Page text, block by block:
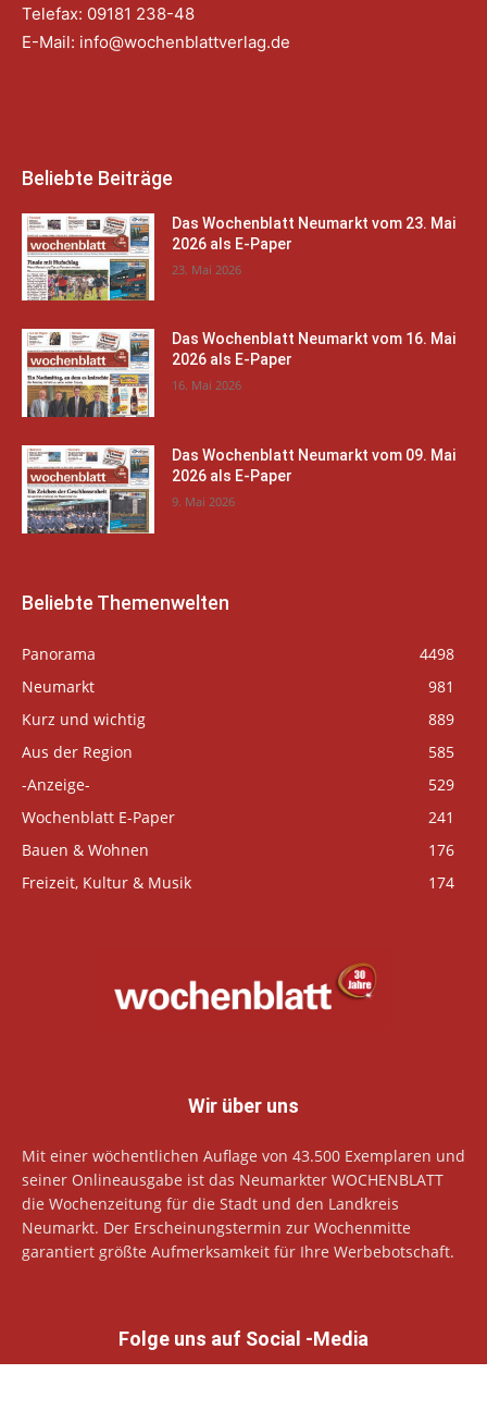
Telefax: 09181 238-48
E-Mail: info@wochenblattverlag.de
Beliebte Beiträge
Das Wochenblatt Neumarkt vom 23. Mai
2026 als E-Paper
23. Mai 2026
Das Wochenblatt Neumarkt vom 16. Mai
2026 als E-Paper
16. Mai 2026
Das Wochenblatt Neumarkt vom 09. Mai
2026 als E-Paper
9. Mai 2026
Beliebte Themenwelten
Panorama
4498
Neumarkt
981
Kurz und wichtig
889
Aus der Region
585
-Anzeige-
529
Wochenblatt E-Paper
241
Bauen & Wohnen
176
Freizeit, Kultur & Musik
174
Wir über uns
Mit einer wöchentlichen Auflage von 43.500 Exemplaren und
seiner Onlineausgabe ist das Neumarkter WOCHENBLATT
die Wochenzeitung für die Stadt und den Landkreis
Neumarkt. Der Erscheinungstermin zur Wochenmitte
garantiert größte Aufmerksamkeit für Ihre Werbebotschaft.
Folge uns auf Social -Media